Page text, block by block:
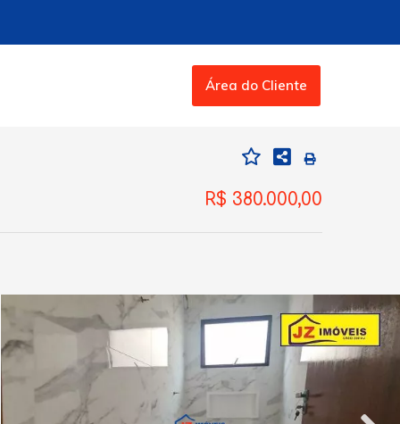
Área do Cliente
R$ 380.000,00